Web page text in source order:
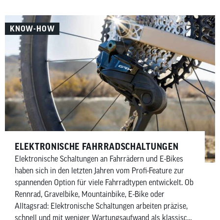
Bike sowie Wartung und Pflege.
KNOW-HOW
ELEKTRONISCHE FAHRRADSCHALTUNGEN
Elektronische Schaltungen an Fahrrädern und E-Bikes
haben sich in den letzten Jahren vom Profi-Feature zur
spannenden Option für viele Fahrradtypen entwickelt. Ob
Rennrad, Gravelbike, Mountainbike, E-Bike oder
Alltagsrad: Elektronische Schaltungen arbeiten präzise,
schnell und mit weniger Wartungsaufwand als klassische